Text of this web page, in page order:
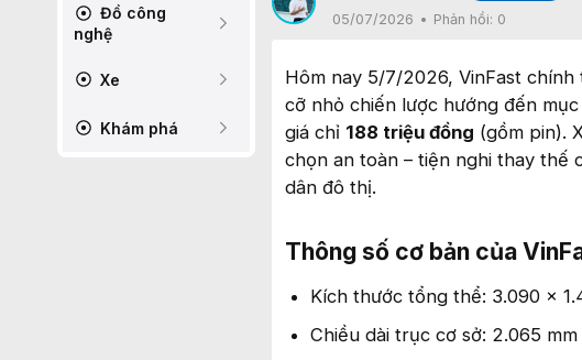
Đồ công
nghệ
Xe
Khám phá
05/07/2026
Phản hồi: 0
Hôm nay 5/7/2026, VinFast
cỡ nhỏ chiến lược hướng đến
giá chỉ 188 triệu đồng (gồm pin).
chọn an toàn – tiện nghi thay thế
dân đô thị.
Thông số cơ bản của
Kích thước tổng thể: 3.090 x
Chiều dài trục cơ sở: 2.065 mm